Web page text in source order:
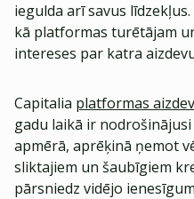
iegulda arī savus
kā platformas turētājam
intereses par katra
Capitalia platformas
gadu laikā ir
apmērā, aprēķinā ņemot
sliktajiem un šaubīgiem
pārsniedz vidējo